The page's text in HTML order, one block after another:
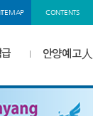
CONTENTS
안양예고人